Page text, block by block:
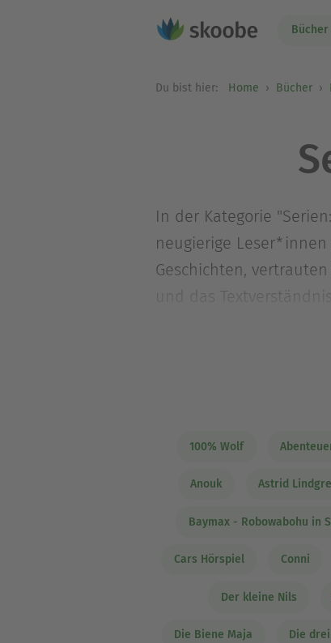
Bücher
Du bist hier: Home Bücher
In der Kategorie
neugierige
Geschichten,
und das
Geschichten
100% Wolf
Anouk Astrid
Baymax - Robowabohu in
Cars Hörspiel Conni
Der kleine Nils
Die Biene Maja Die